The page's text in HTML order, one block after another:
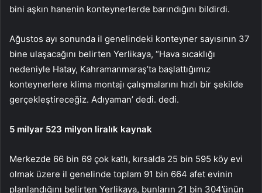
bini aşkın hanenin konteynerlerde barındığını bildirdi.
Ağustos ayı sonunda il genelindeki konteyner sayısının 37
bine ulaşacağını belirten Yerlikaya, “Hava sıcaklığı
nedeniyle Hatay, Kahramanmaraş’ta başlattığımız
konteynerlere klima montajı çalışmalarını hızlı bir şekilde
gerçekleştireceğiz. Adıyaman’ dedi. dedi.
5 milyar 523 milyon liralık kaynak
Merkezde 66 bin 69 çok katlı, kırsalda 25 bin 595 köy evi
olmak üzere il genelinde toplam 91 bin 664 afet evinin
planlandığını belirten Yerlikaya, bunların 21 bin 304’ünün